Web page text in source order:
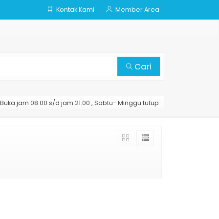
Kontak Kami Member Area
Cari
Buka jam 08.00 s/d jam 21.00 , Sabtu- Minggu tutup